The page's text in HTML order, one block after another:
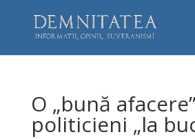
O „bună
politicieni „la